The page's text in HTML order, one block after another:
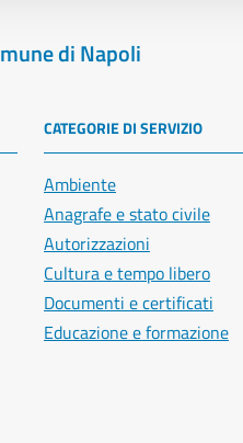
di Napoli
CATEGORIE DI SERVIZIO
Ambiente
Anagrafe e stato civile
Autorizzazioni
Cultura e tempo libero
Documenti e certificati
Educazione e formazione